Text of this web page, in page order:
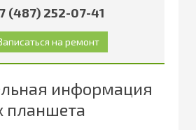
(487) 252-07-41
информация
планшета